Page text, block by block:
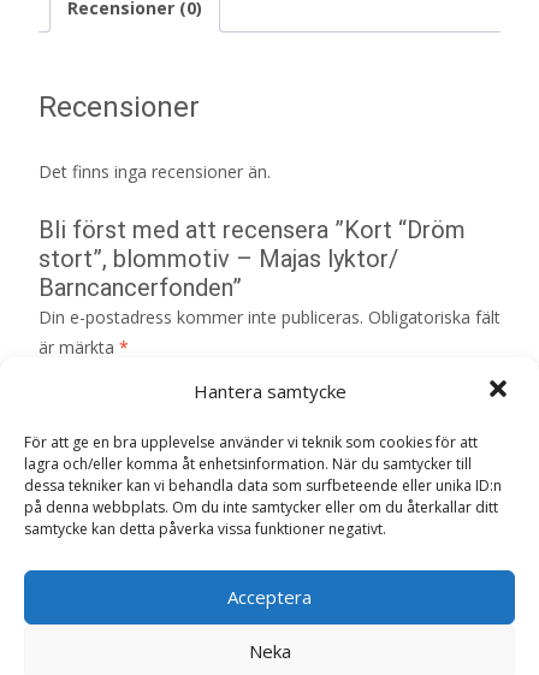
Hantera samtycke
För att ge en bra upplevelse använder vi teknik som cookies för att
lagra och/eller komma åt enhetsinformation. När du samtycker till
dessa tekniker kan vi behandla data som surfbeteende eller unika ID:n
på denna webbplats. Om du inte samtycker eller om du återkallar ditt
samtycke kan detta påverka vissa funktioner negativt.
Acceptera
Neka
Recensioner (0)
Recensioner
Det finns inga recensioner än.
Bli först med att recensera ”Kort “Dröm
stort”, blommotiv – Majas lyktor/
Barncancerfonden”
Din e-postadress kommer inte publiceras. Obligatoriska fält
är märkta *
Din recension *
Namn*